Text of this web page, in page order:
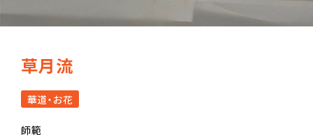
草月流
華道・お花
師範